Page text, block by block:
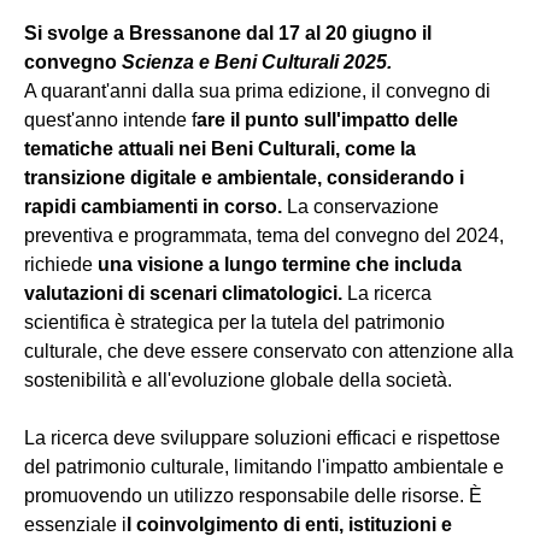
Si svolge a Bressanone dal 17 al 20 giugno il
convegno Scienza e Beni Culturali 2025.
A quarant'anni dalla sua prima edizione, il convegno di
quest'anno intende fare il punto sull'impatto delle
tematiche attuali nei Beni Culturali, come la
transizione digitale e ambientale, considerando i
rapidi cambiamenti in corso. La conservazione
preventiva e programmata, tema del convegno del 2024,
richiede una visione a lungo termine che includa
valutazioni di scenari climatologici. La ricerca
scientifica è strategica per la tutela del patrimonio
culturale, che deve essere conservato con attenzione alla
sostenibilità e all'evoluzione globale della società.
La ricerca deve sviluppare soluzioni efficaci e rispettose
del patrimonio culturale, limitando l'impatto ambientale e
promuovendo un utilizzo responsabile delle risorse. È
essenziale i l coinvolgimento di enti, istituzioni e